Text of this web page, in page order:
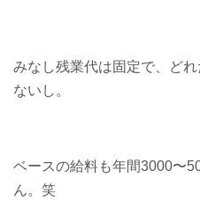
みなし残業代は固定で、ど
ないし。
ベースの給料も年間3000〜
ん。笑